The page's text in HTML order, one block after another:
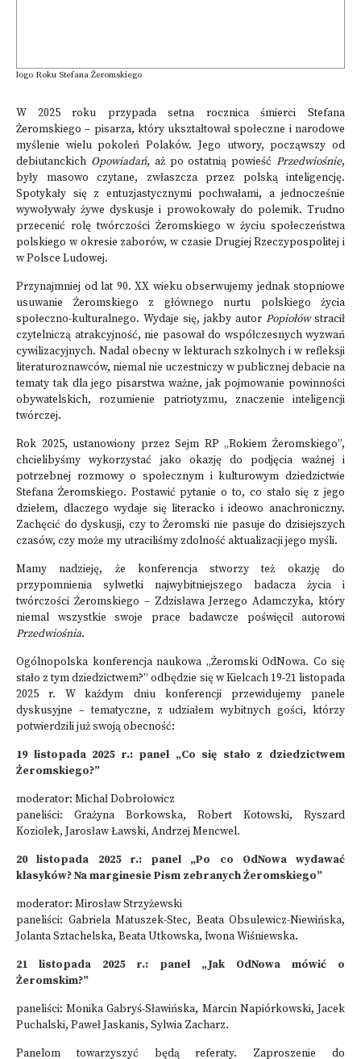
logo Roku Stefana Żeromskiego
W 2025 roku przypada setna rocznica śmierci Stefana
Żeromskiego – pisarza, który ukształtował społeczne i narodowe
myślenie wielu pokoleń Polaków. Jego utwory, począwszy od
debiutanckich Opowiadań, aż po ostatnią powieśćPrzedwiośnie,
były masowo czytane, zwłaszcza przez polską inteligencję.
Spotykały się z entuzjastycznymi pochwałami, a jednocześnie
wywoływały żywe dyskusje i prowokowały do polemik. Trudno
przecenić rolę twórczości Żeromskiego w życiu społeczeństwa
polskiego w okresie zaborów, w czasie Drugiej Rzeczypospolitej i
w Polsce Ludowej.
Przynajmniej od lat 90. XX wieku obserwujemy jednak stopniowe
usuwanie Żeromskiego z głównego nurtu polskiego życia
społeczno-kulturalnego. Wydaje się, jakby autor Popiołówstracił
czytelniczą atrakcyjność, nie pasował do współczesnych wyzwań
cywilizacyjnych. Nadal obecny w lekturach szkolnych i w refleksji
literaturoznawców, niemal nie uczestniczy w publicznej debacie na
tematy tak dla jego pisarstwa ważne, jak pojmowanie powinności
obywatelskich, rozumienie patriotyzmu, znaczenie inteligencji
twórczej.
Rok 2025, ustanowiony przez Sejm RP „Rokiem Żeromskiego”,
chcielibyśmy wykorzystać jako okazję do podjęcia ważnej i
potrzebnej rozmowy o społecznym i kulturowym dziedzictwie
Stefana Żeromskiego. Postawić pytanie o to, co stało się z jego
dziełem, dlaczego wydaje się literacko i ideowo anachroniczny.
Zachęcić do dyskusji, czy to Żeromski nie pasuje do dzisiejszych
czasów, czy może my utraciliśmy zdolność aktualizacji jego myśli.
Mamy nadzieję, że konferencja stworzy też okazję do
przypomnienia sylwetki najwybitniejszego badacza życia i
twórczości Żeromskiego – Zdzisława Jerzego Adamczyka, który
niemal wszystkie swoje prace badawcze poświęcił autorowi
Przedwiośnia.
Ogólnopolska konferencja naukowa „Żeromski OdNowa. Co się
stało z tym dziedzictwem?” odbędzie się w Kielcach 19-21 listopada
2025 r. W każdym dniu konferencji przewidujemy panele
dyskusyjne – tematyczne, z udziałem wybitnych gości, którzy
potwierdzili już swoją obecność:
19 listopada 2025 r.: panel „Co się stało z dziedzictwem
Żeromskiego?”
moderator: Michał Dobrołowicz
paneliści: Grażyna Borkowska, Robert Kotowski, Ryszard
Koziołek, Jarosław Ławski, Andrzej Mencwel.
20 listopada 2025 r.: panel „Po co OdNowa wydawać
klasyków? Na marginesie Pism zebranych Żeromskiego”
moderator: Mirosław Strzyżewski
paneliści: Gabriela Matuszek-Stec, Beata Obsulewicz-Niewińska,
Jolanta Sztachelska, Beata Utkowska, Iwona Wiśniewska.
21 listopada 2025 r.: panel „Jak OdNowa mówić o
Żeromskim?”
paneliści: Monika Gabryś-Sławińska, Marcin Napiórkowski, Jacek
Puchalski, Paweł Jaskanis, Sylwia Zacharz.
Panelom towarzyszyć będą referaty. Zaproszenie do